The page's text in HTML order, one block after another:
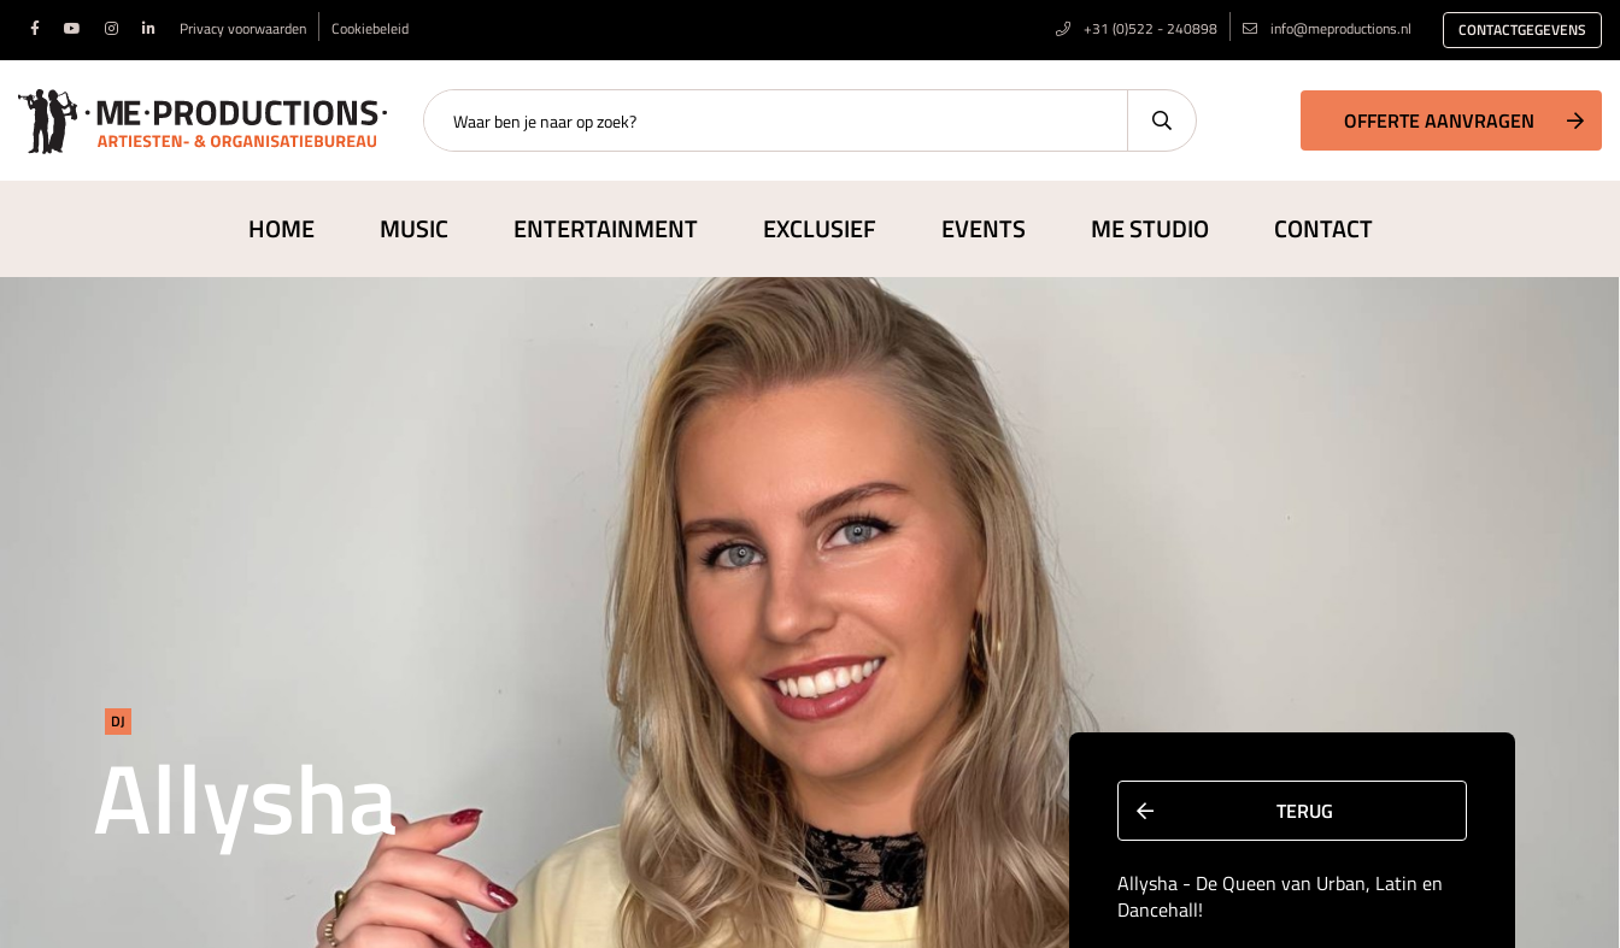
Privacy voorwaarden Cookiebeleid +31 (0)522 - 240898 info@meproductions.nl CONTACTGEGEVENS
OFFERTE AANVRAGEN
HOME MUSIC ENTERTAINMENT EXCLUSIEF EVENTS ME STUDIO CONTACT
DJ
Allysha TERUG
Allysha - De Queen van Urban, Latin en
Dancehall!